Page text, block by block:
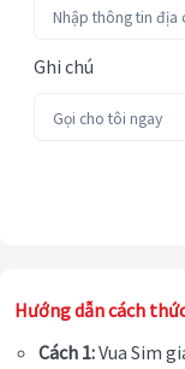
Ghi chú
Hướng dẫn cách
Cách 1:Vua Sim